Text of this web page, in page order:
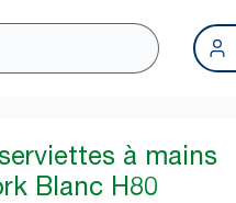
à mains
Blanc H80